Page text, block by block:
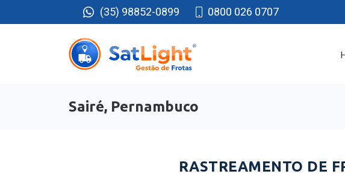
(35) 98852-0899 0800 026 0707
Sairé, Pernambuco
RASTREAMENTO DE